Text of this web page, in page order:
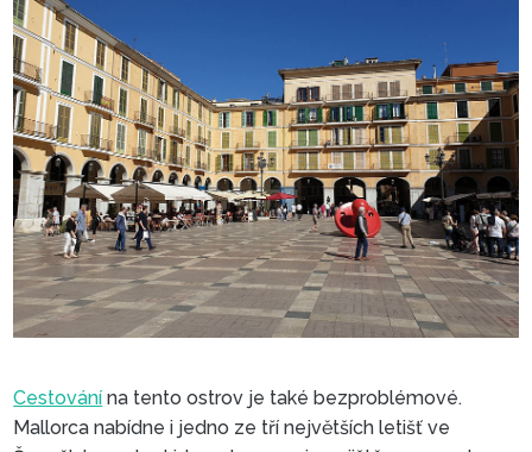
Cestování na tento ostrov je také bezproblémové.
Mallorca nabídne i jedno ze tří největších letišť ve